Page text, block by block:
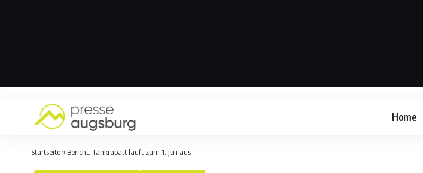
Home
Startseite» Bericht: Tankrabatt läuft zum 1. Juli aus